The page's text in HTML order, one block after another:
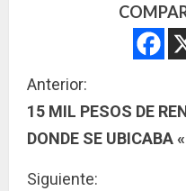
S
i
Anterior:
15 MIL PESOS DE
DONDE SE UBICABA
Siguiente: